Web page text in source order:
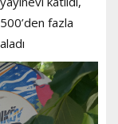
fazla